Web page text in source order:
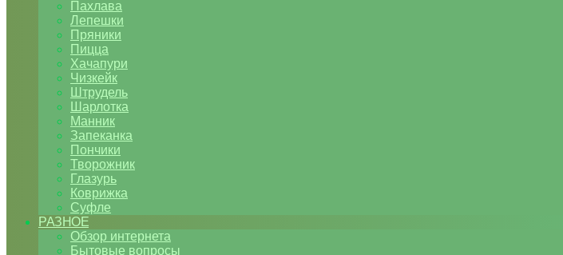
Пахлава
Лепешки
Пряники
Пицца
Хачапури
Чизкейк
Штрудель
Шарлотка
Манник
Запеканка
Пончики
Творожник
Глазурь
Коврижка
Суфле
РАЗНОЕ
Обзор интернета
Бытовые вопросы